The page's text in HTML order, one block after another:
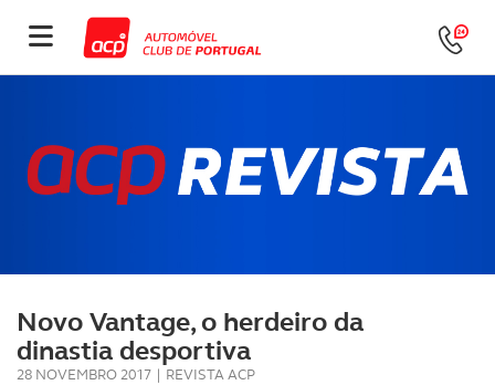
Novo Vantage, o herdeiro da
dinastia desportiva
28 NOVEMBRO 2017 | REVISTA ACP